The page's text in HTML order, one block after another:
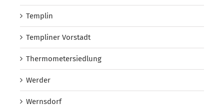
Templin
Templiner Vorstadt
Thermometersiedlung
Werder
Wernsdorf